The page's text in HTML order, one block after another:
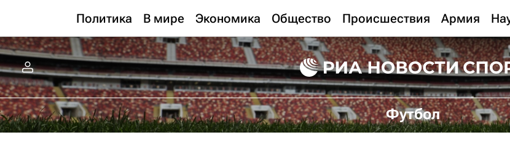
Политика В мире Экономика Общество Происшествия Армия
Футбол